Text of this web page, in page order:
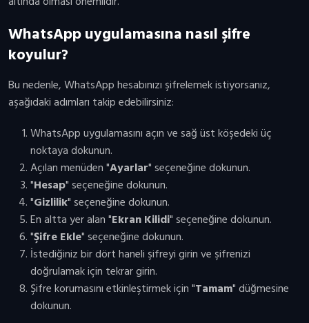
WhatsApp uygulamasına nasıl şifre
koyulur?
Bu nedenle, WhatsApp hesabınızı şifrelemek istiyorsanız,
aşağıdaki adımları takip edebilirsiniz:
WhatsApp uygulamasını açın ve sağ üst köşedeki üç
noktaya dokunun.
Açılan menüden "Ayarlar" seçeneğine dokunun.
"Hesap" seçeneğine dokunun.
"Gizlilik" seçeneğine dokunun.
En altta yer alan "Ekran Kilidi" seçeneğine dokunun.
"Şifre Ekle" seçeneğine dokunun.
İstediğiniz bir dört haneli şifreyi girin ve şifrenizi
doğrulamak için tekrar girin.
Şifre korumasını etkinleştirmek için "Tamam" düğmesine
dokunun.